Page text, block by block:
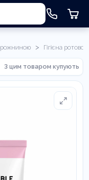
> Гігієна
З цим товаром купують